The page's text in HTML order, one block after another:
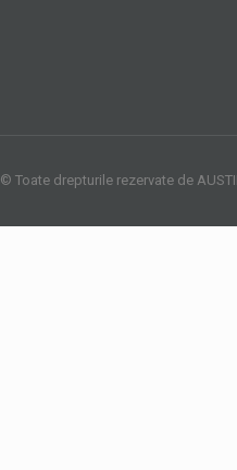
© Toate drepturile rezervate de